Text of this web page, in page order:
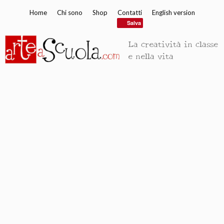
contenuto
Home Chi sono Shop Contatti English version
La creatività in classe
e nella vita
Salva